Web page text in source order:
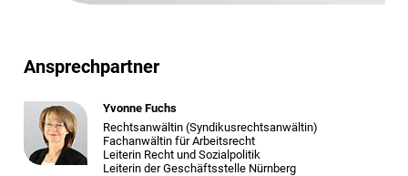
Ansprechpartner
Yvonne Fuchs
Rechtsanwältin (Syndikusrechtsanwältin)
Fachanwältin für Arbeitsrecht
Leiterin Recht und Sozialpolitik
Leiterin der Geschäftsstelle Nürnberg